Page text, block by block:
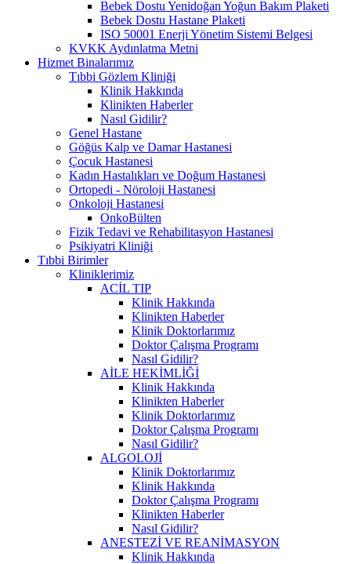
Bebek Dostu Yenidoğan Yoğun Bakım Plaketi
Bebek Dostu Hastane Plaketi
ISO 50001 Enerji Yönetim Sistemi Belgesi
KVKK Aydınlatma Metni
Hizmet Binalarımız
Tıbbi Gözlem Kliniği
Klinik Hakkında
Klinikten Haberler
Nasıl Gidilir?
Genel Hastane
Göğüs Kalp ve Damar Hastanesi
Çocuk Hastanesi
Kadın Hastalıkları ve Doğum Hastanesi
Ortopedi - Nöroloji Hastanesi
Onkoloji Hastanesi
OnkoBülten
Fizik Tedavi ve Rehabilitasyon Hastanesi
Psikiyatri Kliniği
Tıbbi Birimler
Kliniklerimiz
ACİL TIP
Klinik Hakkında
Klinikten Haberler
Klinik Doktorlarımız
Doktor Çalışma Programı
Nasıl Gidilir?
AİLE HEKİMLİĞİ
Klinik Hakkında
Klinikten Haberler
Klinik Doktorlarımız
Doktor Çalışma Programı
Nasıl Gidilir?
ALGOLOJİ
Klinik Doktorlarımız
Klinik Hakkında
Doktor Çalışma Programı
Klinikten Haberler
Nasıl Gidilir?
ANESTEZİ VE REANİMASYON
Klinik Hakkında